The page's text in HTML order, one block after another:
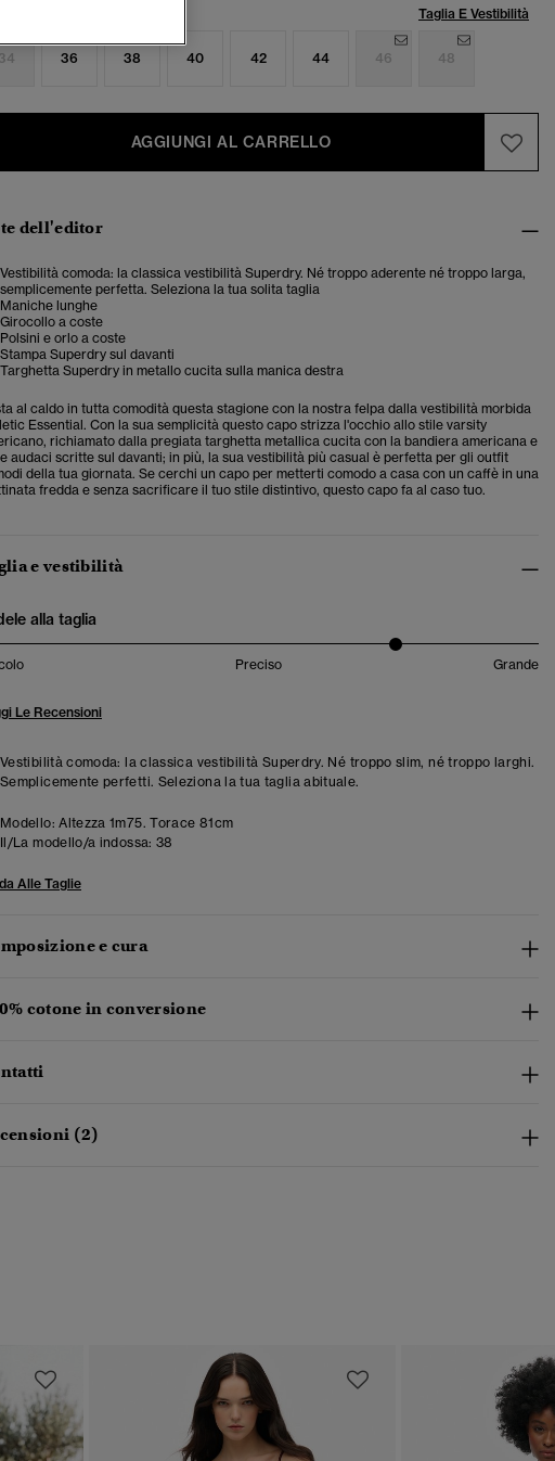
Taglia: Taglia E Vestibilità
34 36 38 40 42 44 46 48
AGGIUNGI AL CARRELLO
dell'editor
Vestibilità comoda: la classica vestibilità Superdry. Né troppo aderente né troppo larga,
semplicemente perfetta. Seleziona la tua solita taglia
Maniche lunghe
Girocollo a coste
Polsini e orlo a coste
Stampa Superdry sul davanti
Targhetta Superdry in metallo cucita sulla manica destra
al caldo in tutta comodità questa stagione con la nostra felpa dalla vestibilità morbida
Essential. Con la sua semplicità questo capo strizza l'occhio allo stile varsity
richiamato dalla pregiata targhetta metallica cucita con la bandiera americana e
audaci scritte sul davanti; in più, la sua vestibilità più casual è perfetta per gli outfit
della tua giornata. Se cerchi un capo per metterti comodo a casa con un caffè in una
fredda e senza sacrificare il tuo stile distintivo, questo capo fa al caso tuo.
e vestibilità
alla taglia
Preciso Grande
Le Recensioni
Vestibilità comoda: la classica vestibilità Superdry. Né troppo slim, né troppo larghi.
Semplicemente perfetti. Seleziona la tua taglia abituale.
Modello: Altezza 1m75. Torace 81cm
Il/La modello/a indossa: 38
Alle Taglie
e cura
cotone in conversione
(2)